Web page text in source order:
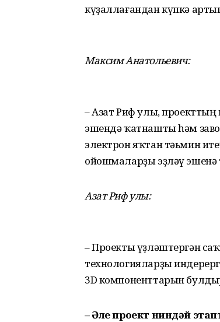
күҙаллағандан күпкә
Максим Анатольевич:
– Азат Риф улы, проекттың
эшендә ҡатнаш­ты һәм
электрон яҡтан тәьмин
ойошмаларҙы эҙләү эшенә
Азат Риф улы:
– Проекты үҙләштергән
технологияларҙы
3D компоненттарын
– Әле проект ниндәй